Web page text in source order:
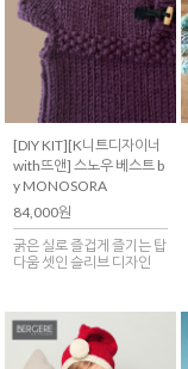
[DIY KIT][K니트디자이너
with뜨앤] 스노우 베스트 b
y MONOSORA
84,000원
굵은 실로 즐겁게 즐기는 탑
다움 셋인 슬리브 디자인